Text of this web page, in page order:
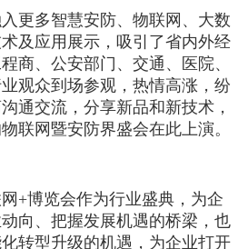
更多智慧安防、物联网、大数
及应用展示，吸引了省内外经
商、公安部门、交通、医院、
观众到场参观，热情高涨，纷
通交流，分享新品和新技术，
联网暨安防界盛会在此上演。
+博览会作为行业盛典，为企
向、把握发展机遇的桥梁，也
转型升级的机遇，为企业打开